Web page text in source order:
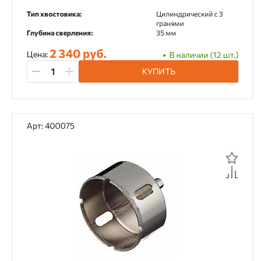
Тип хвостовика:
Цилиндрический c 3
гранями
Глубина сверления:
35 мм
Цена:2 340 руб.
В наличии (12 шт.)
КУПИТЬ
Арт: 400075